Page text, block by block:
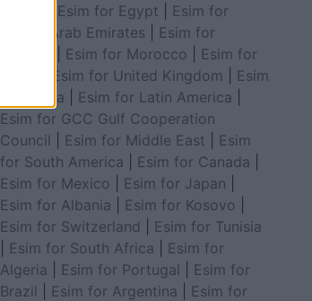
Esim for Egypt
Esim for
United Arab Emirates
Esim for
Esim for Morocco
Esim for
Esim for United Kingdom
Esim
for Africa
Esim for Latin America
Esim for GCC Gulf Cooperation
Council
Esim for Middle East
Esim
for South America
Esim for Canada
Esim for Mexico
Esim for Japan
Esim for Albania
Esim for Kosovo
Esim for Switzerland
Esim for Tunisia
Esim for South Africa
Esim for
Algeria
Esim for Portugal
Esim for
Brazil
Esim for Argentina
Esim for